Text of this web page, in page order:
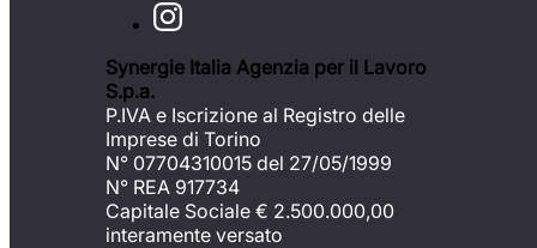
Synergie Italia Agenzia per il Lavoro
S.p.a.
P.IVA e Iscrizione al Registro delle
Imprese di Torino
N° 07704310015 del 27/05/1999
N° REA 917734
Capitale Sociale € 2.500.000,00
interamente versato